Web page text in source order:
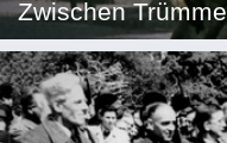
Zwischen